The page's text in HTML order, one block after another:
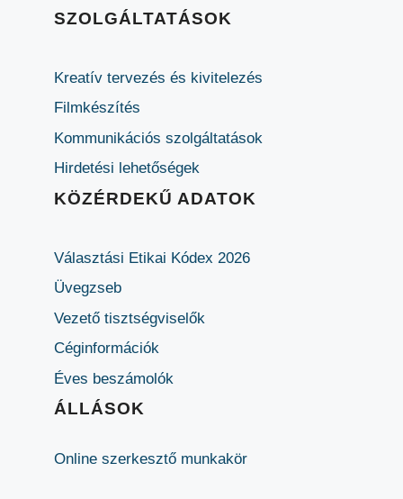
SZOLGÁLTATÁSOK
Kreatív tervezés és kivitelezés
Filmkészítés
Kommunikációs szolgáltatások
Hirdetési lehetőségek
KÖZÉRDEKŰ ADATOK
Választási Etikai Kódex 2026
Üvegzseb
Vezető tisztségviselők
Céginformációk
Éves beszámolók
ÁLLÁSOK
Online szerkesztő munkakör